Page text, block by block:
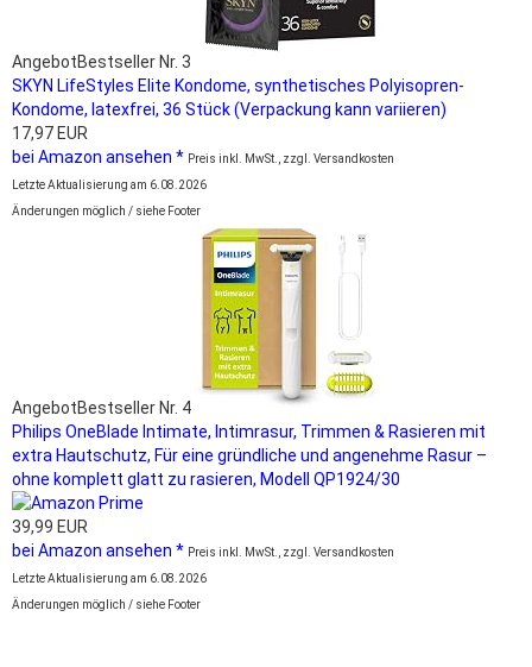
AngebotBestseller Nr. 3
SKYN LifeStyles Elite Kondome, synthetisches Polyisopren-
Kondome, latexfrei, 36 Stück (Verpackung kann variieren)
17,97 EUR
bei Amazon ansehen * Preis inkl. MwSt., zzgl. Versandkosten
Letzte Aktualisierung am 6.08.2026
Änderungen möglich / siehe Footer
AngebotBestseller Nr. 4
Philips OneBlade Intimate, Intimrasur, Trimmen & Rasieren mit
extra Hautschutz, Für eine gründliche und angenehme Rasur –
ohne komplett glatt zu rasieren, Modell QP1924/30
39,99 EUR
bei Amazon ansehen * Preis inkl. MwSt., zzgl. Versandkosten
Letzte Aktualisierung am 6.08.2026
Änderungen möglich / siehe Footer